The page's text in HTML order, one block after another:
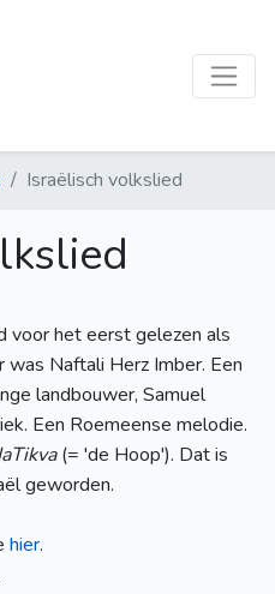
Israëlisch volkslied
voor het eerst gelezen als
Naftali Herz Imber. Een
landbouwer, Samuel
Een Roemeense melodie.
(= 'de Hoop'). Dat is
geworden.
hier.